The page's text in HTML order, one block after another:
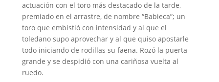
actuación con el toro más destacado de la tarde,
premiado en el arrastre, de nombre “Babieca”; un
toro que embistió con intensidad y al que el
toledano supo aprovechar y al que quiso apostarle
todo iniciando de rodillas su faena. Rozó la puerta
grande y se despidió con una cariñosa vuelta al
ruedo.